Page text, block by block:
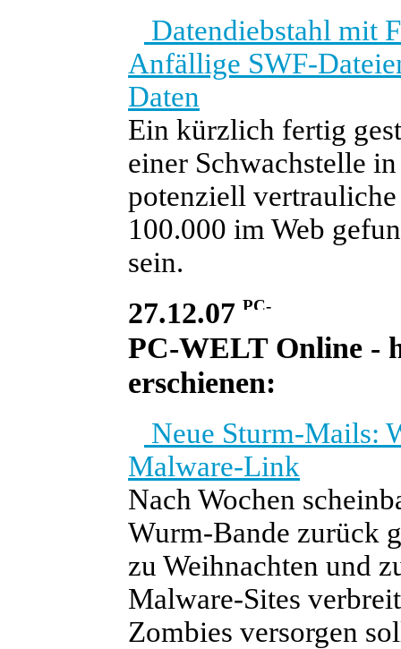
Datendiebstahl mit
Anfällige SWF-
Daten
Ein kürzlich fertig
einer Schwachstelle
potenziell
100.000 im Web
sein.
27.12.07
PC-WELT Online -
erschienen:
Neue Sturm-Mails:
Malware-Link
Nach Wochen
Wurm-Bande zurück
zu Weihnachten und
Malware-Sites
Zombies versorgen